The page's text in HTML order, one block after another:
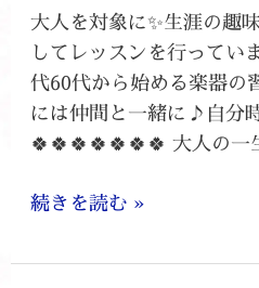
大人を対象に✨生涯の趣
してレッスンを行ってい
代60代から始める楽器
には仲間と一緒に♪自分
🍀🍀🍀🍀🍀🍀🍀 大人の一
ポ
ー
ト
続きを読む »